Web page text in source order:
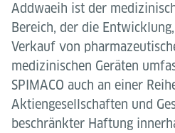
Addwaeih ist der
Bereich, der die
Verkauf von
medizinischen Geräten
SPIMACO auch an einer
Aktiengesellschaften und
beschränkter Haftung